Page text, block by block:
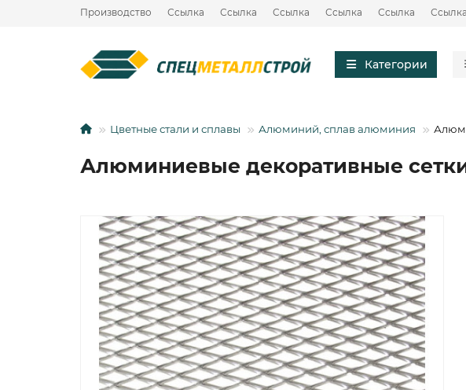
Производство Ссылка Ссылка Ссылка Ссылка Ссылка Ссылка
Категории
Цветные стали и сплавы Алюминий, сплав алюминия
Алюминиевые декоративные